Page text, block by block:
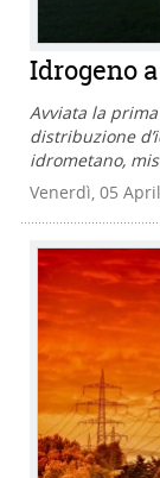
Idrogeno
Avviata la
distribuzione
idrometano,
Venerdì, 05